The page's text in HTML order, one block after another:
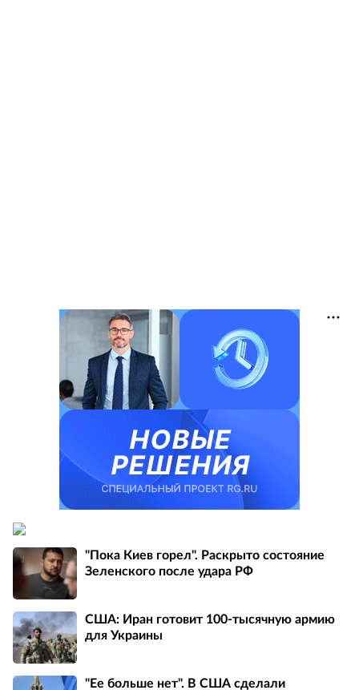
"Пока Киев горел". Раскрыто состояние
Зеленского после удара РФ
США: Иран готовит 100-тысячную армию
для Украины
"Ее больше нет". В США сделали